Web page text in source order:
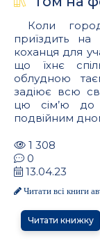
Коли
приїздить
коханця для
що їхнє
облудною
задіює всю
цю сім’ю до
подвійним
1 308
0
13.04.23
Читати всі книги
Читати книжку